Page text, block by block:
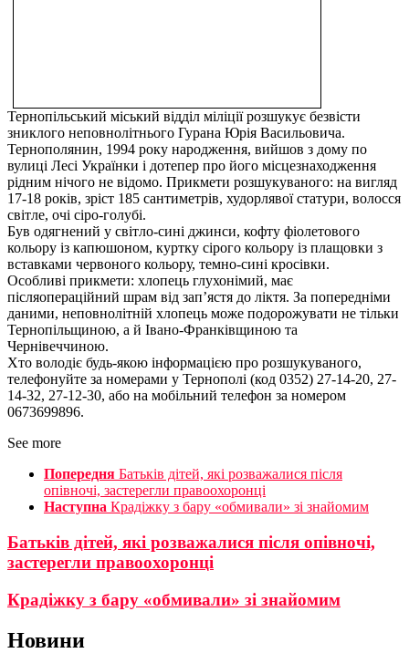
Тернопільський міський відділ міліції розшукує безвісти
зниклого неповнолітнього Гурана Юрія Васильовича.
Тернополянин, 1994 року народження, вийшов з дому по
вулиці Лесі Українки і дотепер про його місцезнаходження
рідним нічого не відомо. Прикмети розшукуваного: на вигляд
17-18 років, зріст 185 сантиметрів, худорлявої статури, волосся
світле, очі сіро-голубі.
Був одягнений у світло-сині джинси, кофту фіолетового
кольору із капюшоном, куртку сірого кольору із плащовки з
вставками червоного кольору, темно-сині кросівки.
Особливі прикмети: хлопець глухонімий, має
післяопераційний шрам від зап’ястя до ліктя. За попередніми
даними, неповнолітній хлопець може подорожувати не тільки
Тернопільщиною, а й Івано-Франківщиною та
Чернівеччиною.
Хто володіє будь-якою інформацією про розшукуваного,
телефонуйте за номерами у Тернополі (код 0352) 27-14-20, 27-
14-32, 27-12-30, або на мобільний телефон за номером
0673699896.
See more
Попередня Батьків дітей, які розважалися після
опівночі, застерегли правоохоронці
Наступна Крадіжку з бару «обмивали» зі знайомим
Батьків дітей, які розважалися після опівночі,
застерегли правоохоронці
Крадіжку з бару «обмивали» зі знайомим
Новини